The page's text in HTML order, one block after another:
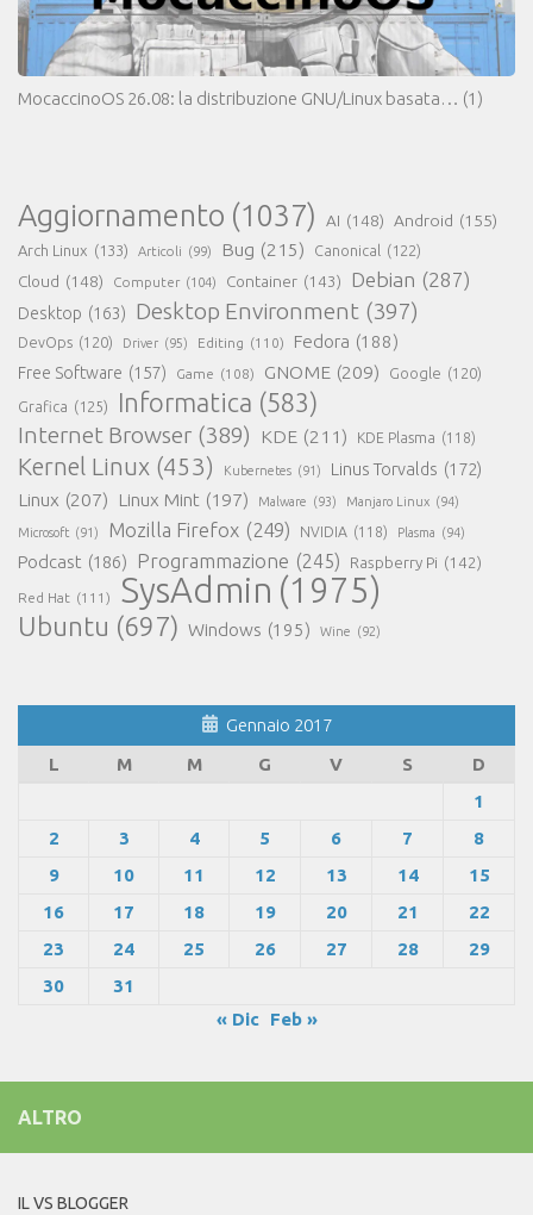
MocaccinoOS 26.08: la distribuzione GNU/Linux basata… (1)
Aggiornamento (1037) AI (148) Android (155)
Arch Linux (133) Articoli (99) Bug (215) Canonical (122)
Cloud (148) Computer (104) Container (143) Debian (287)
Desktop (163) Desktop Environment (397)
DevOps (120) Driver (95) Editing (110) Fedora (188)
Free Software (157) Game (108) GNOME (209) Google (120)
Grafica (125) Informatica (583)
Internet Browser (389) KDE (211) KDE Plasma (118)
Kernel Linux (453) Kubernetes (91) Linus Torvalds (172)
Linux (207) Linux Mint (197) Malware (93) Manjaro Linux (94)
Microsoft (91) Mozilla Firefox (249) NVIDIA (118) Plasma (94)
Podcast (186) Programmazione (245) Raspberry Pi (142)
Red Hat (111) SysAdmin (1975)
Ubuntu (697) Windows (195) Wine (92)
Gennaio 2017
L
M M G V S
D
1
2
3 4 5 6 7
8
9
10 11 12 13 14
15
16
17 18 19 20 21
22
23
24 25 26 27 28
29
30
31
« Dic
Feb »
ALTRO
IL VS BLOGGER